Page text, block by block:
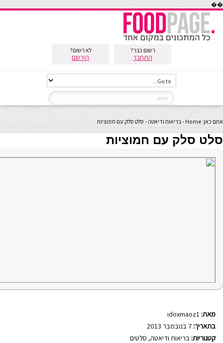
��
רשום כבר?
התחבר
לא רשום?
הירשם
אתם כאן: Home
-בריאות ודיאטה - סלט סלק עם חמוציות
סלט סלק עם חמוציות
מאת: idoxmaoz1
בתאריך:
קטגוריות: בריאות ודיאטה, סלטים